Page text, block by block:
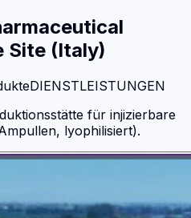
Site (Italy)
DIENSTLEISTUNGEN
für injizierbare
lyophilisiert).